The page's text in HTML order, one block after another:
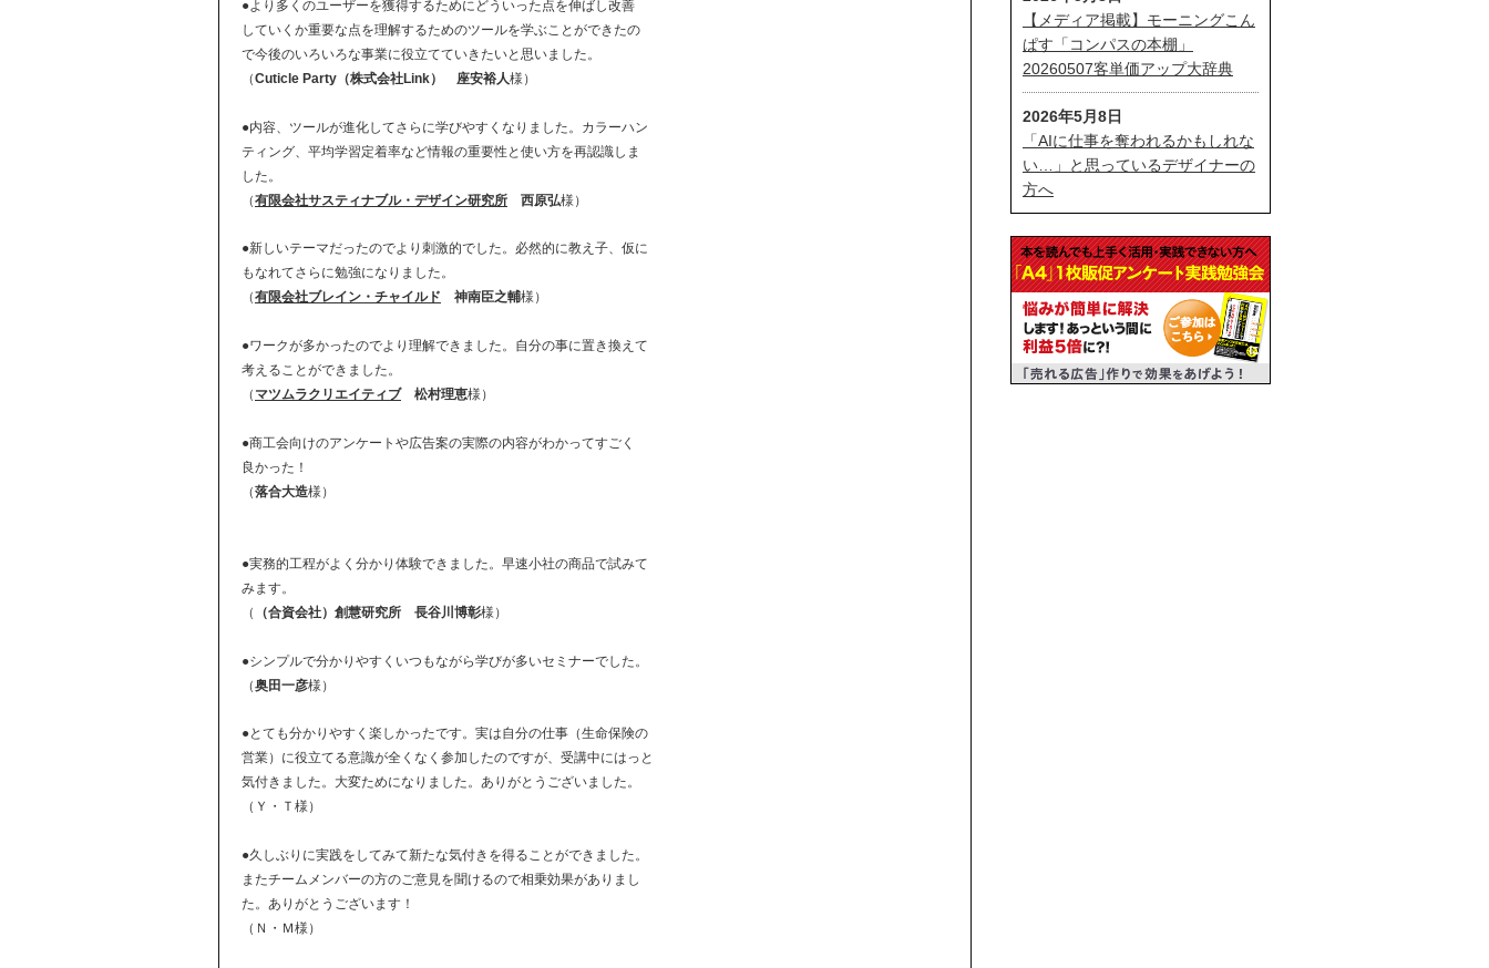
●より多くのユーザーを獲得するためにどういった点を伸ばし改善
していくか重要な点を理解するためのツールを学ぶことができたの
で今後のいろいろな事業に役立てていきたいと思いました。
（Cuticle Party（株式会社Link） 座安裕人様）
●内容、ツールが進化してさらに学びやすくなりました。カラーハン
ティング、平均学習定着率など情報の重要性と使い方を再認識しま
した。
（有限会社サスティナブル・デザイン研究所 西原弘様）
●新しいテーマだったのでより刺激的でした。必然的に教え子、仮に
もなれてさらに勉強になりました。
（有限会社ブレイン・チャイルド 神南臣之輔様）
●ワークが多かったのでより理解できました。自分の事に置き換えて
考えることができました。
（ マツムラクリエイティブ 松村理恵様）
●商工会向けのアンケートや広告案の実際の内容がわかってすごく
良かった！
（落合大造様）
●実務的工程がよく分かり体験できました。早速小社の商品で試みて
みます。
（
（合資会社）創慧研究所 長谷川博彰様）
●シンプルで分かりやすくいつもながら学びが多いセミナーでした。
（奥田一彦様）
●とても分かりやすく楽しかったです。実は自分の仕事（生命保険の
営業）に役立てる意識が全くなく参加したのですが、受講中にはっと
気付きました。大変ためになりました。ありがとうございました。
（Ｙ・Ｔ様）
●久しぶりに実践をしてみて新たな気付きを得ることができました。
またチームメンバーの方のご意見を聞けるので相乗効果がありまし
た。ありがとうございます！
（Ｎ・Ｍ様）
【メディア掲載】モーニングこん
ぱす「コンパスの本棚」
20260507客単価アップ大辞典
2026年5月8日
「AIに仕事を奪われるかもしれな
い…」と思っているデザイナーの
方へ